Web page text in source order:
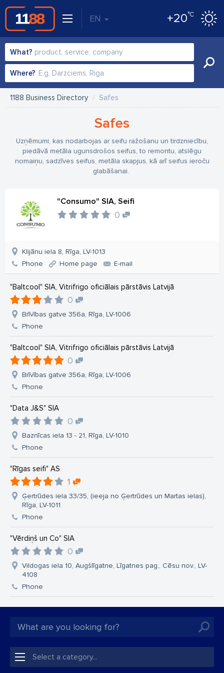
EN +20°C
What?
Where?
1188 Business Directory Safes
Safes
Uzņēmumi, kas nodarbojas ar seifu ražošanu un tirdzniecību,
piedāvā metāla ugunsdrošos seifus, to remontu, atslēgu
nomaiņu, sadzīves seifus, metāla skapjus, kā arī seifus ieroču
glabāšanai.
"Consumo" SIA, Seifi
0
Klijānu iela 8, Rīga, LV-1013
Phone
Home page E-mail
"Baltcool" SIA, Vitrifrigo oficiālais pārstāvis Latvijā
0
Brīvības gatve 356a, Rīga, LV-1006
Phone
"Baltcool" SIA, Vitrifrigo oficiālais pārstāvis Latvijā
0
Brīvības gatve 356a, Rīga, LV-1006
Phone
"Data J&S" SIA
0
Baznīcas iela 13 - 21, Rīga, LV-1010
Phone
"Rīgas seifi" AS
1
Ģertrūdes iela 33/35, (ieeja no Ģertrūdes un Martas ielas),
Rīga, LV-1011
Phone
"Vērdiņš un Co" SIA
0
Vildogas iela 10, Augšlīgatne, Līgatnes pag., Cēsu nov., LV-
4108
Phone